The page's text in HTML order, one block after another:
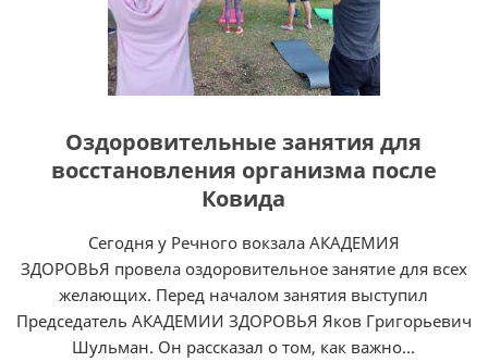
Оздоровительные занятия для
восстановления организма после
Ковида
Сегодня у Речного вокзала АКАДЕМИЯ
ЗДОРОВЬЯ провела оздоровительное занятие для всех
желающих. Перед началом занятия выступил
Председатель АКАДЕМИИ ЗДОРОВЬЯ Яков Григорьевич
Шульман. Он рассказал о том, как важно...